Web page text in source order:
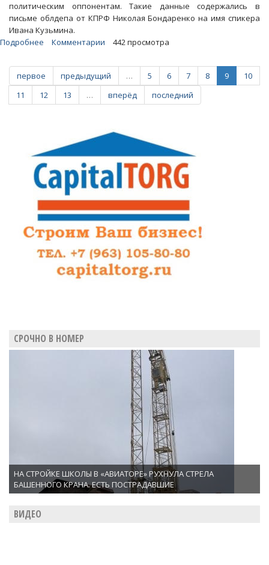
политическим оппонентам. Такие данные содержались в
письме облдепа от КПРФ Николая Бондаренко на имя спикера
Ивана Кузьмина.
Подробнее
Вадима
Рогожина
разоблачили
как
Комментарии 442 просмотра
первое предыдущий … 5 6 7 8 9
10
11
12 13 … вперёд последний
СРОЧНО В НОМЕР
НА СТРОЙКЕ ШКОЛЫ В «АВИАТОРЕ» РУХНУЛА СТРЕЛА
БАШЕННОГО КРАНА. ЕСТЬ ПОСТРАДАВШИЕ
ВИДЕО